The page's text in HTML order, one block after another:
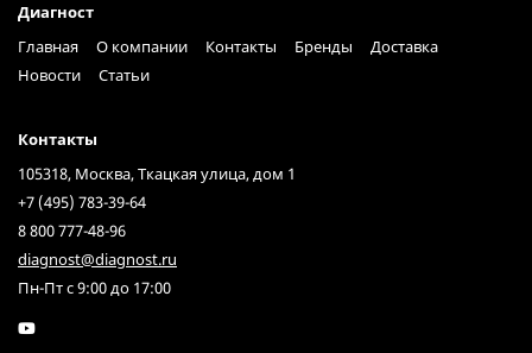
временем отклика, хорошим оптическим разрешением.
Диагност
Главная
О компании Контакты Бренды
Доставка
Новости
Статьи
Контакты
105318, Москва, Ткацкая улица, дом 1
+7 (495) 783-39-64
8 800 777-48-96
diagnost@diagnost.ru
Пн-Пт с 9:00 до 17:00